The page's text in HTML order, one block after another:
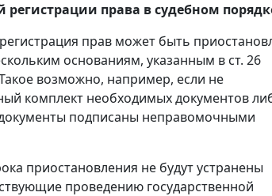
регистрации права в судебном
прав может быть
основаниям, указанным в ст. 26
возможно, например, если не
комплект необходимых документов
подписаны неправомочными
приостановления не будут устранены
проведению государственной